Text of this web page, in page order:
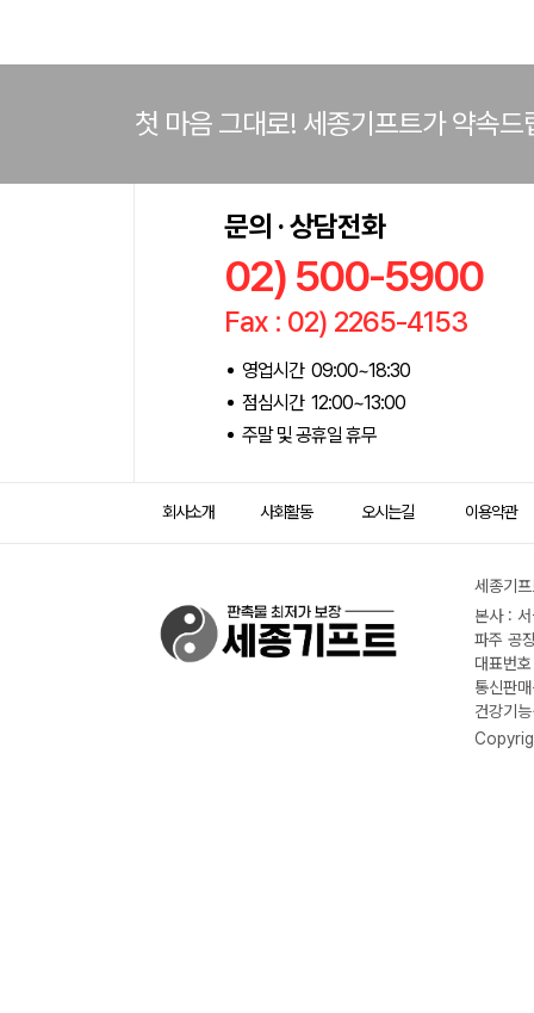
첫 마음 그대로! 세종기프트가 약속드
문의 · 상담전화
02) 500-5900
Fax : 02) 2265-4153
영업시간 09:00~18:30
점심시간 12:00~13:00
주말 및 공휴일 휴무
회사소개 사회활동 오시는길 이용약관
세종기
본사 :
파주 공
대표번
통신판
건강기